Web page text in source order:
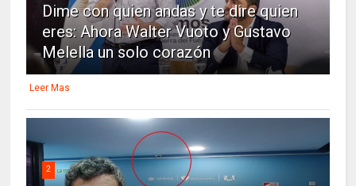
Dime con quien andas y te dire quien
eres: Ahora Walter Vuoto y Gustavo
Melella un solo corazón
Leer Mas
2